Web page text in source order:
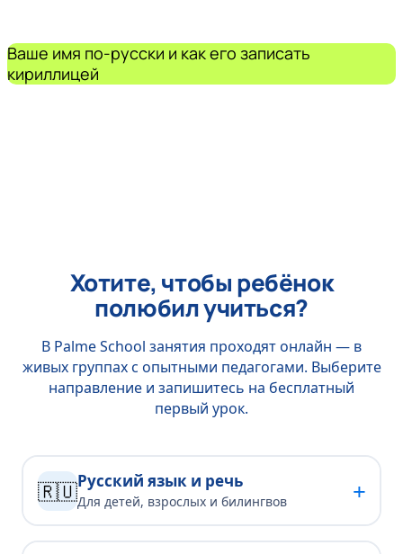
Ваше имя по-русски и как его записать
кириллицей
Хотите, чтобы ребёнок
полюбил учиться?
В Palme School занятия проходят онлайн — в
живых группах с опытными педагогами. Выберите
направление и запишитесь на бесплатный
первый урок.
🇷🇺Русский язык и речь
Для детей, взрослых и билингвов +